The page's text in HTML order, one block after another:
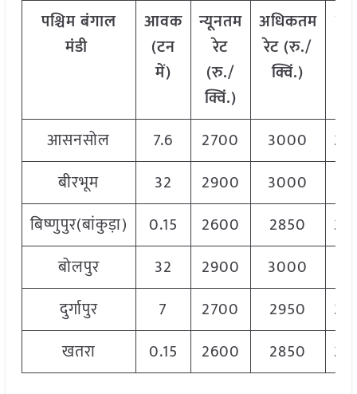
पश्चिमबंगाल
मंडी
आवक
(टन
में)
न्यूनतम
रेट
(रु./
क्विं.)
अधिकतम
रेट (रु./
क्विं.)
आसनसोल
7.6 2700 3000
बीरभूम
32 2900 3000
बिष्णुपुर(बांकुड़ा)
0.15 2600 2850
बोलपुर
32 2900 3000
दुर्गापुर
7 2700 2950
खतरा
0.15 2600 2850